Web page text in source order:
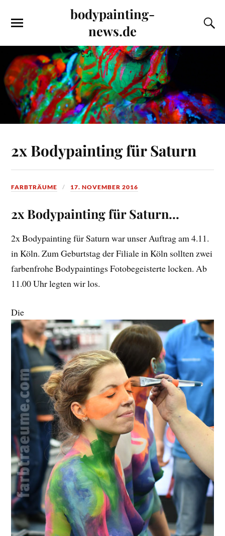
bodypainting-
news.de
2x Bodypainting für Saturn
FARBTRÄUME 17. NOVEMBER 2016
2x Bodypainting für Saturn…
2x Bodypainting für Saturn war unser Auftrag am 4.11.
in Köln. Zum Geburtstag der Filiale in Köln sollten zwei
farbenfrohe Bodypaintings Fotobegeisterte locken. Ab
11.00 Uhr legten wir los.
Die